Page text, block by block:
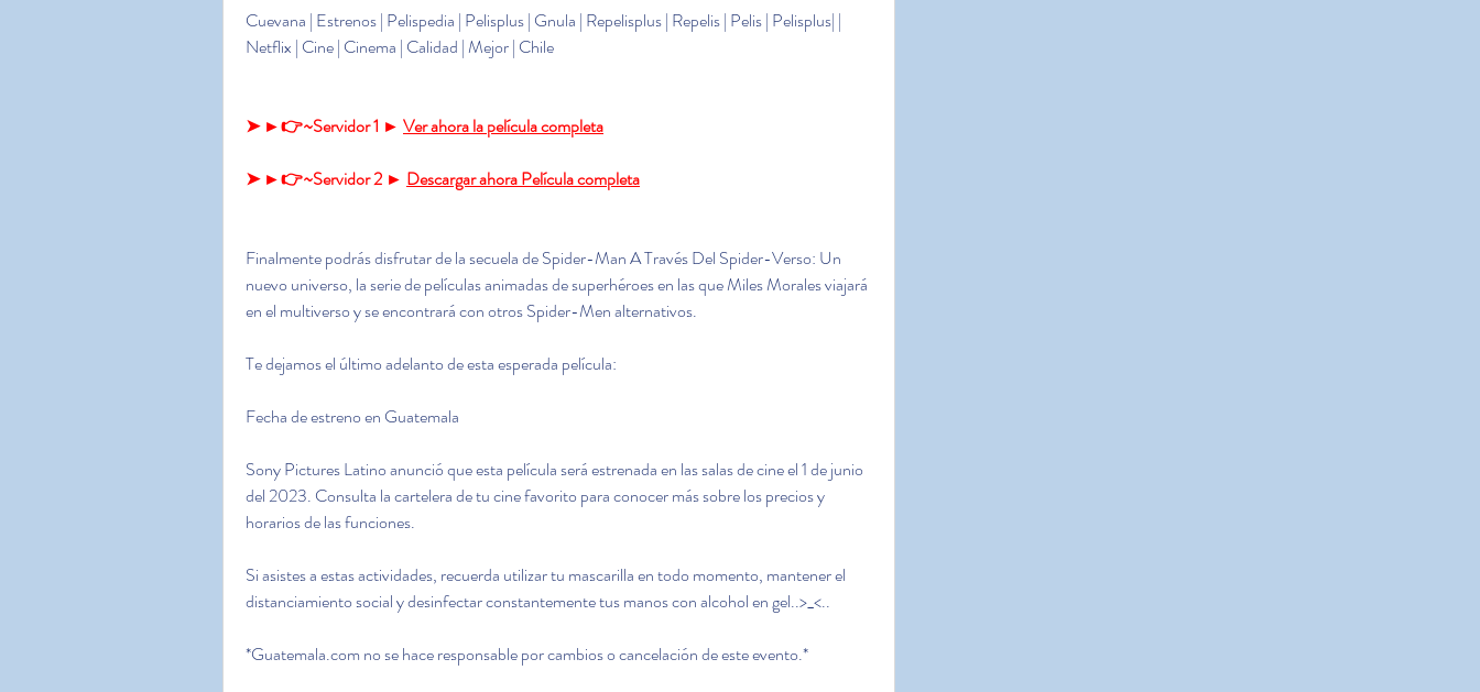
Cuevana | Estrenos | Pelispedia | Pelisplus | Gnula | Repelisplus | Repelis | Pelis | Pelisplus| |
Netflix | Cine | Cinema | Calidad | Mejor | Chile
➤ ►👉~Servidor 1 ► Ver ahora la película completa
➤ ►👉~Servidor 2 ► Descargar ahora Película completa
Finalmente podrás disfrutar de la secuela de Spider-Man A Través Del Spider-Verso: Un
nuevo universo, la serie de películas animadas de superhéroes en las que Miles Morales viajará
en el multiverso y se encontrará con otros Spider-Men alternativos.
Te dejamos el último adelanto de esta esperada película:
Fecha de estreno en Guatemala
Sony Pictures Latino anunció que esta película será estrenada en las salas de cine el 1 de junio
del 2023. Consulta la cartelera de tu cine favorito para conocer más sobre los precios y
horarios de las funciones.
Si asistes a estas actividades, recuerda utilizar tu mascarilla en todo momento, mantener el
distanciamiento social y desinfectar constantemente tus manos con alcohol en gel..>_<..
*Guatemala.com no se hace responsable por cambios o cancelación de este evento.*